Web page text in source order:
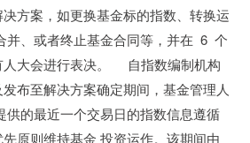
方案，如更换基金标的指数、转换运
并、或者终止基金合同等，并在 6 个
人大会进行表决。 自指数编制机构
布至解决方案确定期间，基金管理人
供的最近一个交易日的指数信息遵循
原则维持基金 投资运作。该期间由